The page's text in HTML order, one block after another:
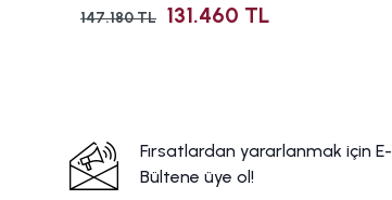
147.180 TL 131.460 TL
Fırsatlardan yararlanmak için E-
Bültene üye ol!